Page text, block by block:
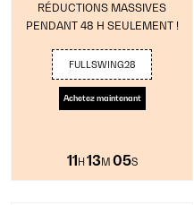
RÉDUCTIONS MASSIVES
PENDANT 48 H SEULEMENT !
FULLSWING28
Achetez maintenant
11 H 13M 04S